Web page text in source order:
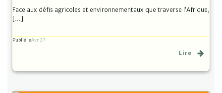
Face aux défis agricoles et environnementaux que traverse l’Afrique,
[…]
Publié leAvr 27
Lire